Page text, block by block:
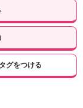
グをつける